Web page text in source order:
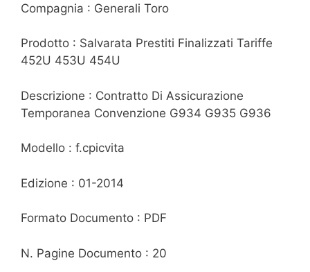
Compagnia : Generali Toro
Prodotto : Salvarata Prestiti Finalizzati Tariffe
452U 453U 454U
Descrizione : Contratto Di Assicurazione
Temporanea Convenzione G934 G935 G936
Modello : f.cpicvita
Edizione : 01-2014
Formato Documento : PDF
N. Pagine Documento : 20